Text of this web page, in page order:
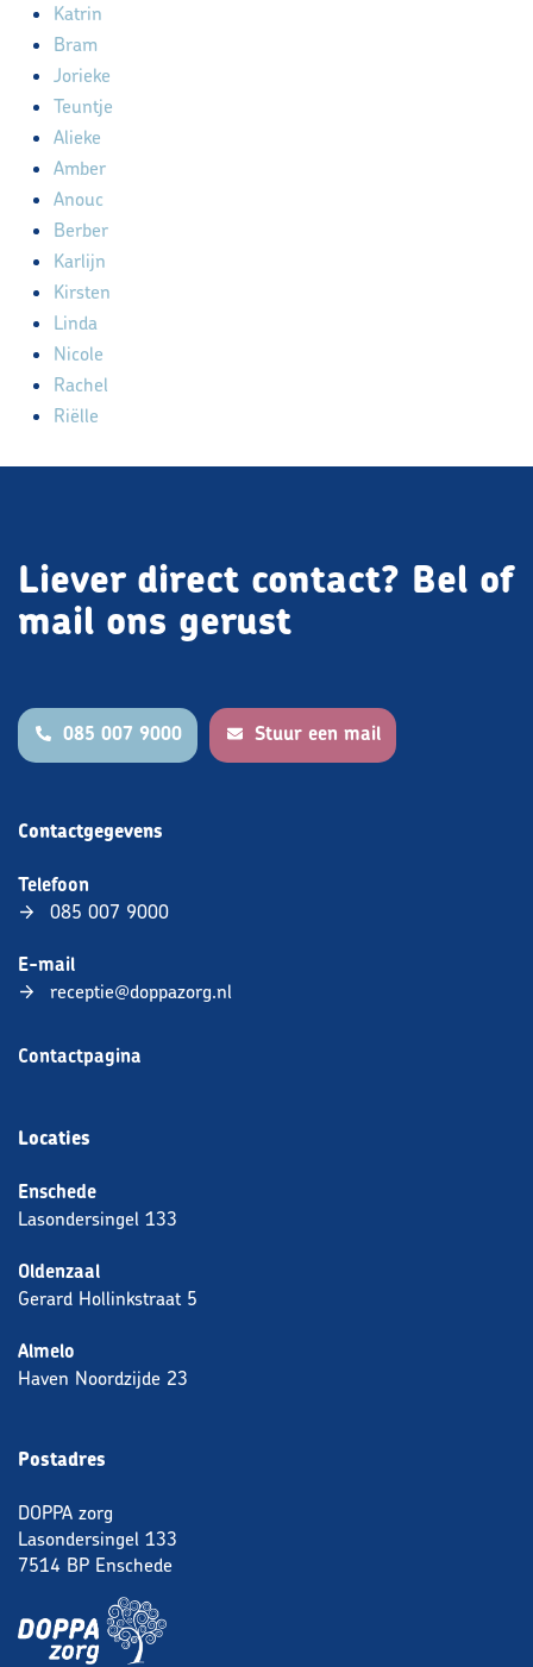
Katrin
Bram
Jorieke
Teuntje
Alieke
Amber
Anouc
Berber
Karlijn
Kirsten
Linda
Nicole
Rachel
Riëlle
Liever direct contact? Bel of
mail ons gerust
085 007 9000 Stuur een mail
Contactgegevens
Telefoon
085 007 9000
E-mail
receptie@doppazorg.nl
Contactpagina
Locaties
Enschede
Lasondersingel 133
Oldenzaal
Gerard Hollinkstraat 5
Almelo
Haven Noordzijde 23
Postadres
DOPPA zorg
Lasondersingel 133
7514 BP Enschede